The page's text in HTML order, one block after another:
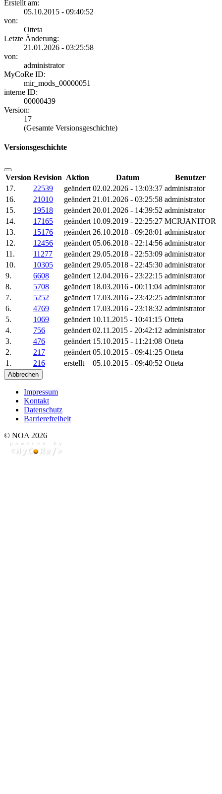
Erstellt am:
05.10.2015 - 09:40:52
von:
Otteta
Letzte Änderung:
21.01.2026 - 03:25:58
von:
administrator
MyCoRe ID:
mir_mods_00000051
interne ID:
00000439
Version:
17
(Gesamte Versionsgeschichte)
Versionsgeschichte
Version Revision Aktion Datum
Benutzer
17.
22539 geändert 02.02.2026 - 13:03:37 administrator
16.
21010 geändert 21.01.2026 - 03:25:58 administrator
15.
19518 geändert 20.01.2026 - 14:39:52 administrator
14.
17165 geändert 10.09.2019 - 22:25:27 MCRJANITOR
13.
15176 geändert 26.10.2018 - 09:28:01 administrator
12.
12456 geändert 05.06.2018 - 22:14:56 administrator
11.
11277 geändert 29.05.2018 - 22:53:09 administrator
10.
10305 geändert 29.05.2018 - 22:45:30 administrator
9.
6608 geändert 12.04.2016 - 23:22:15 administrator
8.
5708 geändert 18.03.2016 - 00:11:04 administrator
7.
5252 geändert 17.03.2016 - 23:42:25 administrator
6.
4769 geändert 17.03.2016 - 23:18:32 administrator
5.
1069 geändert 10.11.2015 - 10:41:15 Otteta
4.
756 geändert 02.11.2015 - 20:42:12 administrator
3.
476 geändert 15.10.2015 - 11:21:08 Otteta
2.
217 geändert 05.10.2015 - 09:41:25 Otteta
1.
216 erstellt 05.10.2015 - 09:40:52 Otteta
Abbrechen
Impressum
Kontakt
Datenschutz
Barrierefreiheit
© NOA 2026